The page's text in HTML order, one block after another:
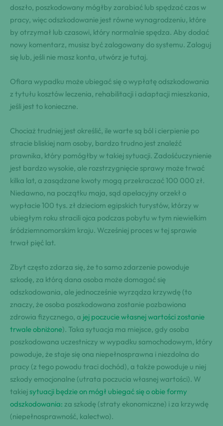
doszło, poszkodowany mógłby zarabiać lub spędzać czas w
pracy, więc odszkodowanie jest równe wynagrodzeniu, które
by otrzymał lub czasowi, który normalnie spędza. Aby dodać
nowy komentarz, musisz być zalogowany do systemu. Zaloguj
się lub, jeśli nie masz konta, utwórz je tutaj.
Ofiara wypadku może ubiegać się o wypłatę odszkodowania
z tytułu kosztów leczenia, rehabilitacji i adaptacji mieszkania,
jeśli jest to konieczne.
Chociaż trudniej jest określić, ile warte są ból i cierpienie po
stracie bliskiej nam osoby, bardzo trudno jest znaleźć
prawnika, który pomógłby w takiej sytuacji. Zadośćuczynienie
jest bardzo wysokie, ale rozstrzygnięcie sprawy może trwać
kilka lat, a zasądzane kwoty mogą przekraczać 100 000 zł.
Niedawno, na początku maja, sąd apelacyjny orzekł o
wypłacie 100 tys. zł dzieciom egipskich turystów, którzy w
ubiegłym roku stracili ojca podczas pobytu w tym niewielkim
śródziemnomorskim kraju. Wcześniej proces w tej sprawie
trwał pięć lat.
Zbyt często zdarza się, że to samo zdarzenie powoduje
szkodę, za którą dana osoba może domagać się
odszkodowania, ale jednocześnie wyrządza krzywdę (to
znaczy, że osoba poszkodowana zostanie pozbawiona
zdrowia fizycznego, a jej poczucie własnej wartości zostanie
trwale obniżone). Taka sytuacja ma miejsce, gdy osoba
poszkodowana uczestniczy w wypadku samochodowym, który
powoduje, że staje się ona niepełnosprawna i niezdolna do
pracy (z tego powodu traci dochód), a także powoduje u niej
szkody emocjonalne (utrata poczucia własnej wartości). W
takiejsytuacji będzie on mógł ubiegać się o obie formy
odszkodowania: za szkodę (straty ekonomiczne) i za krzywdę
(niepełnosprawność, kalectwo).